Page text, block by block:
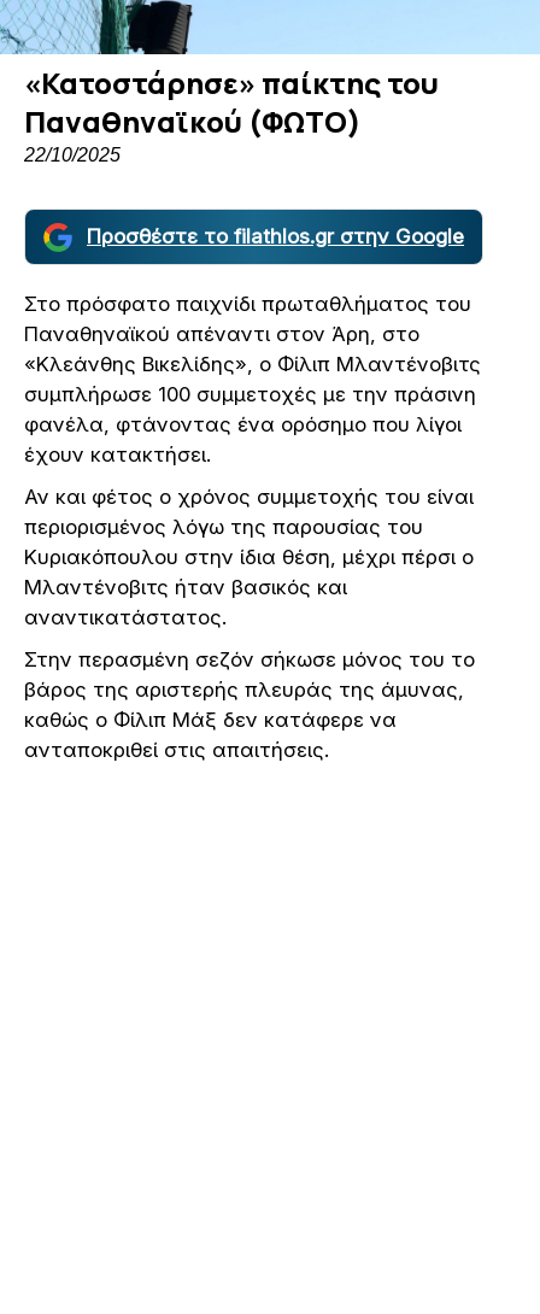
«Κατοστάρησε» παίκτης του
Παναθηναϊκού (ΦΩΤΟ)
22/10/2025
Προσθέστε το filathlos.gr στην Google
Στο πρόσφατο παιχνίδι πρωταθλήματος του
Παναθηναϊκού απέναντι στον Άρη, στο
«Κλεάνθης Βικελίδης», ο Φίλιπ Μλαντένοβιτς
συμπλήρωσε 100 συμμετοχές με την πράσινη
φανέλα, φτάνοντας ένα ορόσημο που λίγοι
έχουν κατακτήσει.
Αν και φέτος ο χρόνος συμμετοχής του είναι
περιορισμένος λόγω της παρουσίας του
Κυριακόπουλου στην ίδια θέση, μέχρι πέρσι ο
Μλαντένοβιτς ήταν βασικός και
αναντικατάστατος.
Στην περασμένη σεζόν σήκωσε μόνος του το
βάρος της αριστερής πλευράς της άμυνας,
καθώς ο Φίλιπ Μάξ δεν κατάφερε να
ανταποκριθεί στις απαιτήσεις.